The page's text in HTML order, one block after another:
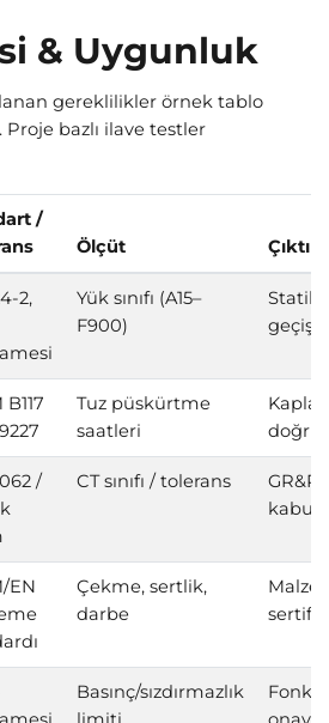
& Uygunluk
gereklilikler örnek tablo
bazlı ilave testler
/
Ölçüt Çıktı
2,
Yük sınıfı (A15–
F900)
geçiş
B117
Tuz püskürtme
saatleri
/
CT sınıfı / tolerans
GR&R,
kabulü
EN
Çekme, sertlik,
darbe
Basınç/sızdırmazlık